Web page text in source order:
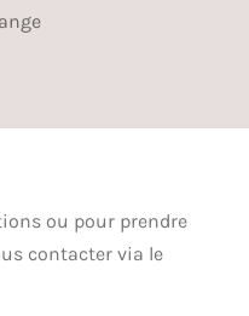
ou pour prendre
contacter via le